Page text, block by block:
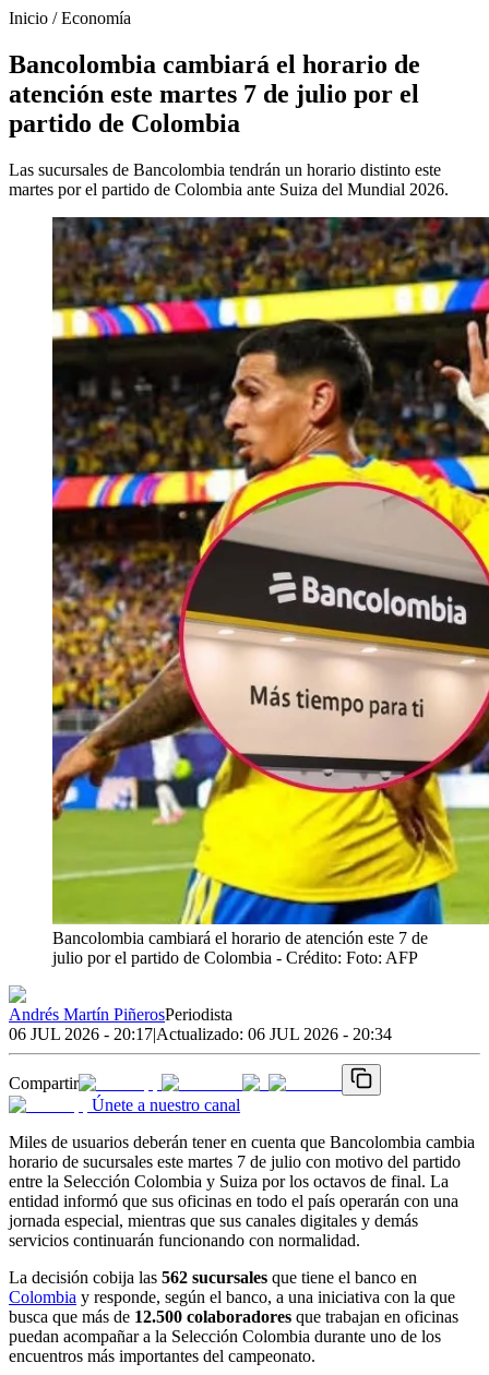
Inicio /Economía
Bancolombia cambiará el horario de
atención este martes 7 de julio por el
partido de Colombia
Las sucursales de Bancolombia tendrán un horario distinto este
martes por el partido de Colombia ante Suiza del Mundial 2026.
Bancolombia cambiará el horario de atención este 7 de
julio por el partido de Colombia - Crédito: Foto: AFP
Andrés Martín PiñerosPeriodista
06 JUL 2026 - 20:17|Actualizado: 06 JUL 2026 - 20:34
Compartir
Únete a nuestro canal
Miles de usuarios deberán tener en cuenta que Bancolombia cambia
horario de sucursales este martes 7 de julio con motivo del partido
entre la Selección Colombia y Suiza por los octavos de final. La
entidad informó que sus oficinas en todo el país operarán con una
jornada especial, mientras que sus canales digitales y demás
servicios continuarán funcionando con normalidad.
La decisión cobija las 562 sucursales que tiene el banco en
Colombia y responde, según el banco, a una iniciativa con la que
busca que más de 12.500 colaboradores que trabajan en oficinas
puedan acompañar a la Selección Colombia durante uno de los
encuentros más importantes del campeonato.